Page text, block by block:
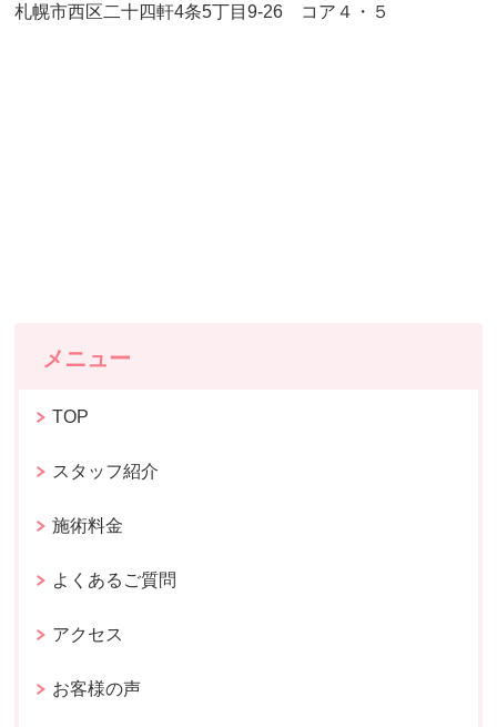
札幌市西区二十四軒4条5丁目9-26 コア４・５
メニュー
TOP
スタッフ紹介
施術料金
よくあるご質問
アクセス
お客様の声